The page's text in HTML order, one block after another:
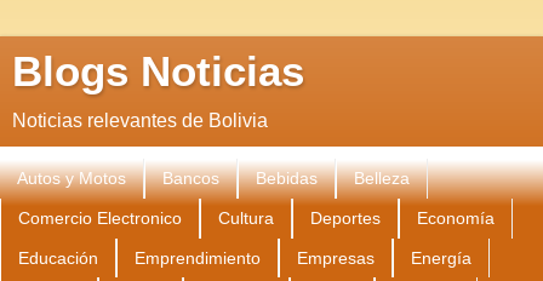
Blogs Noticias
Noticias relevantes de Bolivia
Autos y Motos Bancos Bebidas Belleza
Comercio Electronico Cultura Deportes Economía
Educación Emprendimiento Empresas Energía